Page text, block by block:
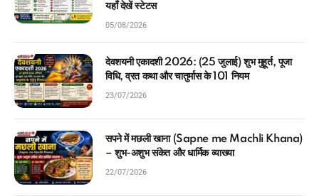
यहाँ देखें स्टेटस
05/08/2026
देवशयनी एकादशी 2026: (25 जुलाई) शुभ मुहूर्त, पूजा
विधि, व्रत कथा और चातुर्मास के 101 नियम
23/07/2026
सपने में मछली खाना (Sapne me Machli Khana)
– शुभ-अशुभ संकेत और धार्मिक व्याख्या
22/07/2026